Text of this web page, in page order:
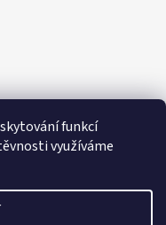
funkcí
využíváme
audio na Instagramu